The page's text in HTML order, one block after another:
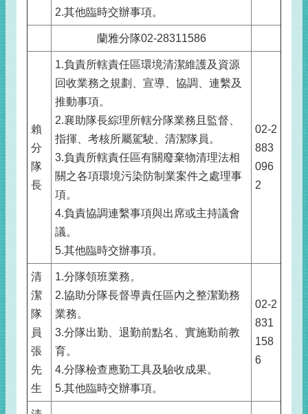
2.其他臨時交辦事項。
蘭雅分隊02-28311586
賴
分
隊
長
1.負責所轄責任區環境清潔維護及資源
回收業務之規劃、宣導、協調、連繫及
推動事項。
2.襄助隊長綜理所轄分隊業務且監督、
指揮、考核所屬駕駛、清潔隊員。
3.負責所轄責任區有關廢棄物清理法相
關之各項環境污染防制業案件之處理事
項。
4.負責協調連繫事項與出席或主持議會
議。
5.其他臨時交辦事項。
02-2
883
096
2
清
潔
隊
員
張
先
生
1.分隊領班業務。
2.協助分隊長督導責任區內之整潔勤務
業務。
3.分隊出勤、退勤前點名、實施勤前教
育。
4.分隊檢查應勤工具及驗收成果。
5.其他臨時交辦事項。
02-2
831
158
6